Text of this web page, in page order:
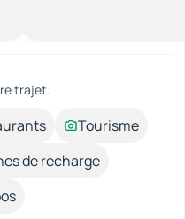
trajet.
Tourisme
de recharge